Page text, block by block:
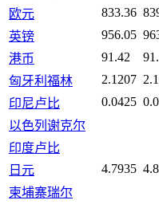
欧元
833.36
英镑
956.05
港币
91.42
匈牙利福林
2.1207
印尼卢比
0.0425
以色列谢克尔
印度卢比
日元
4.7935
柬埔寨瑞尔